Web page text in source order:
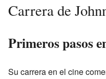
Carrera de
Primeros pasos
Su carrera en el cine